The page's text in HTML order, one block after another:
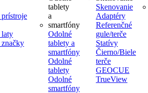
laty
Odolné
tablety a
smartfóny
Odolné
tablety
Odolné
smartfóny
Skenovanie
Adaptéry
Referenčné
gule/terče
Statívy
Čierno/Biele
terče
GEOCUE
TrueView